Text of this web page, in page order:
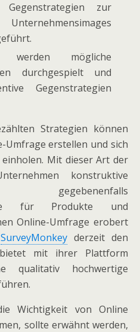
Gegenstrategien zur
werden mögliche
durchgespielt und
Gegenstrategien
Strategien können
Umfrage erstellen und sich
Mit dieser Art der
konstruktive
für Produkte und
Online-Umfrage erobert
SurveyMonkey derzeit den
mit ihrer Plattform
qualitativ hochwertige
Wichtigkeit von Online
sollte erwähnt werden,